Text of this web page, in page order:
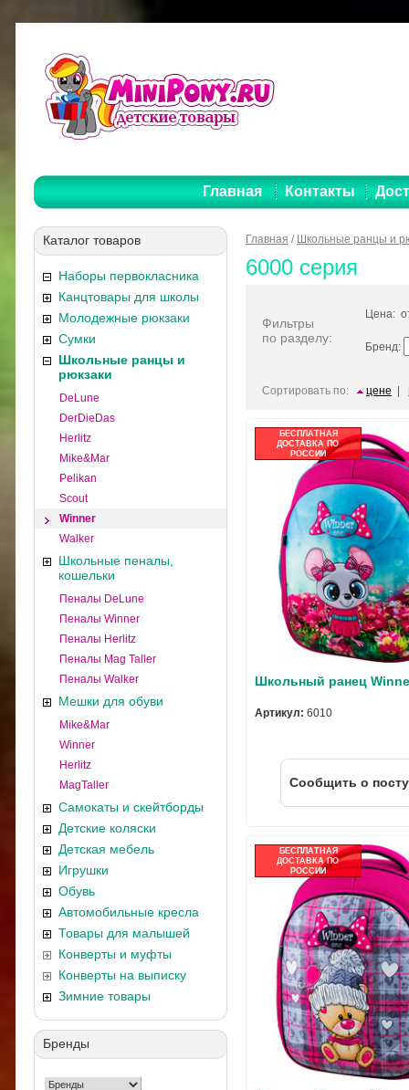
Главная Контакты
Каталог товаров
Наборы первокласника
Канцтовары для школы
Молодежные рюкзаки
Сумки
Школьные ранцы и
рюкзаки
DeLune
DerDieDas
Herlitz
Mike&Mar
Pelikan
Scout
Winner
Walker
Школьные пеналы,
кошельки
Пеналы DeLune
Пеналы Winner
Пеналы Herlitz
Пеналы Mag Taller
Пеналы Walker
Мешки для обуви
Mike&Mar
Winner
Herlitz
MagTaller
Самокаты и скейтборды
Детские коляски
Детская мебель
Игрушки
Обувь
Автомобильные кресла
Товары для малышей
Конверты и муфты
Конверты на выписку
Зимние товары
Бренды
Главная / Школьные ранцы и
6000 серия
Фильтры
по разделу:
Цена:
Бренд:
Сортировать по: цене
БЕСПЛАТНАЯ
ДОСТАВКА ПО
РОССИИ
Школьный ранец
Артикул: 6010
Cообщить о
БЕСПЛАТНАЯ
ДОСТАВКА ПО
РОССИИ